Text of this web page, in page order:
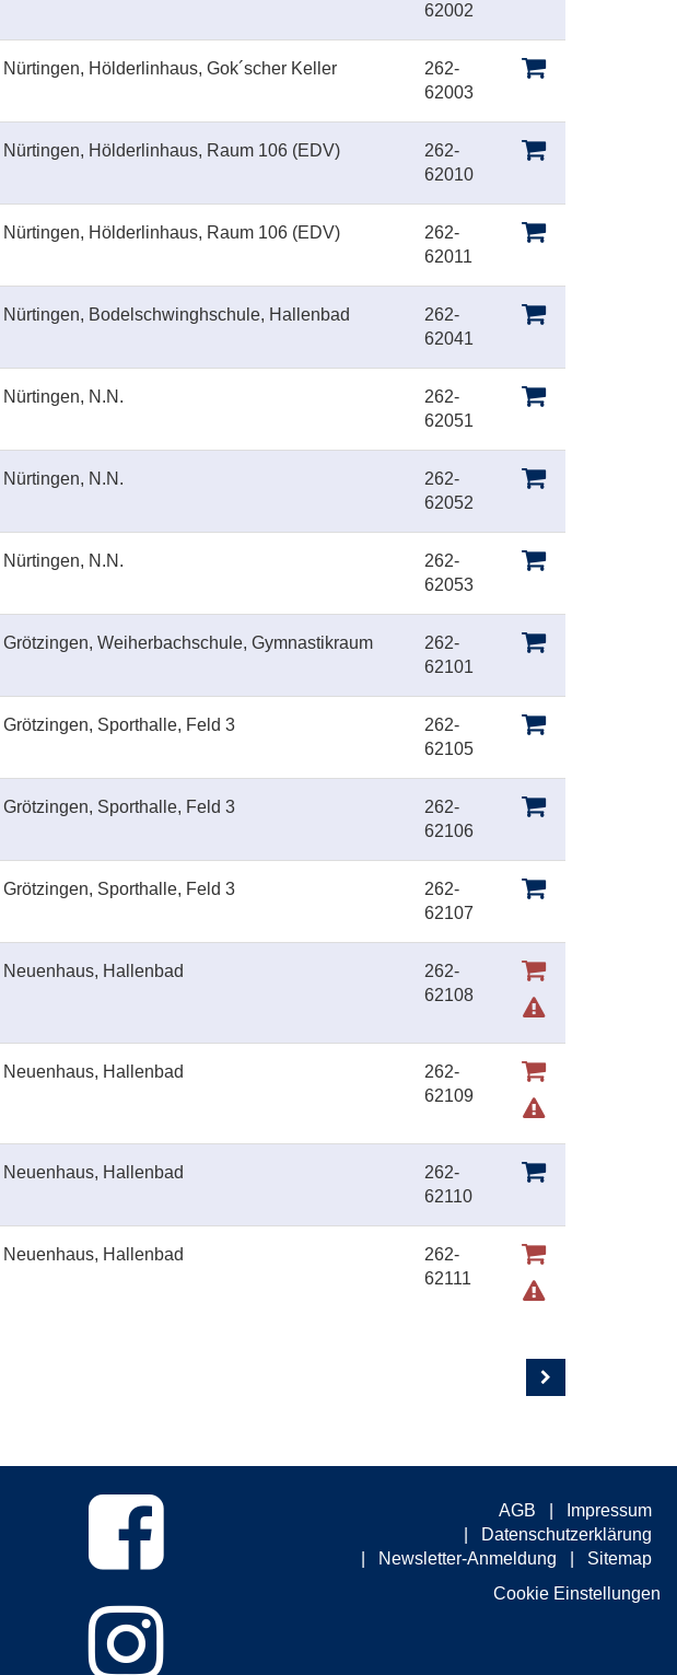
62002
Nürtingen, Hölderlinhaus, Gok´scher Keller
262-
62003
Nürtingen, Hölderlinhaus, Raum 106 (EDV)
262-
62010
Nürtingen, Hölderlinhaus, Raum 106 (EDV)
262-
62011
Nürtingen, Bodelschwinghschule, Hallenbad
262-
62041
Nürtingen, N.N.
262-
62051
Nürtingen, N.N.
262-
62052
Nürtingen, N.N.
262-
62053
Grötzingen, Weiherbachschule, Gymnastikraum
262-
62101
Grötzingen, Sporthalle, Feld 3
262-
62105
Grötzingen, Sporthalle, Feld 3
262-
62106
Grötzingen, Sporthalle, Feld 3
262-
62107
Neuenhaus, Hallenbad
262-
62108
Neuenhaus, Hallenbad
262-
62109
Neuenhaus, Hallenbad
262-
62110
Neuenhaus, Hallenbad
262-
62111
AGB
Impressum
Datenschutzerklärung
Newsletter-Anmeldung
Sitemap
Cookie Einstellungen